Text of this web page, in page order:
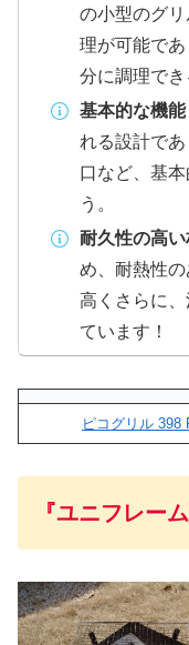
の小型のグ
理が可能で
分に調理でき
基本的な機能
れる設計で
口など、基
う。
耐久性の高
め、耐熱性
高くさらに
ています！
ピコグリル 398
『ユニフレー